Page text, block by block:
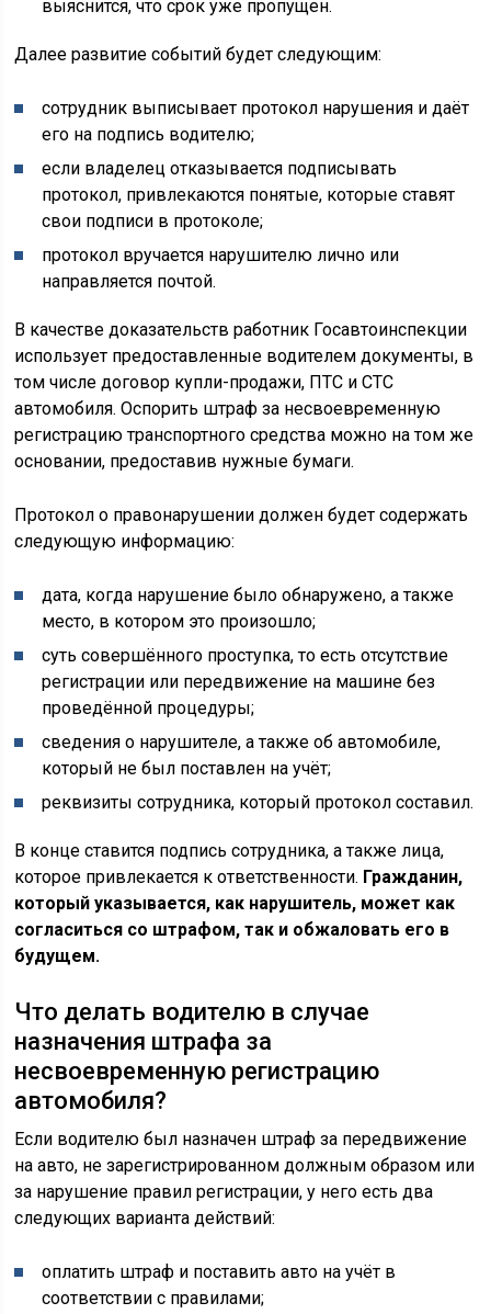
выяснится, что срок уже пропущен.
Далее развитие событий будет следующим:
сотрудник выписывает протокол нарушения и даёт
его на подпись водителю;
если владелец отказывается подписывать
протокол, привлекаются понятые, которые ставят
свои подписи в протоколе;
протокол вручается нарушителю лично или
направляется почтой.
В качестве доказательств работник Госавтоинспекции
использует предоставленные водителем документы, в
том числе договор купли-продажи, ПТС и СТС
автомобиля. Оспорить штраф за несвоевременную
регистрацию транспортного средства можно на том же
основании, предоставив нужные бумаги.
Протокол о правонарушении должен будет содержать
следующую информацию:
дата, когда нарушение было обнаружено, а также
место, в котором это произошло;
суть совершённого проступка, то есть отсутствие
регистрации или передвижение на машине без
проведённой процедуры;
сведения о нарушителе, а также об автомобиле,
который не был поставлен на учёт;
реквизиты сотрудника, который протокол составил.
В конце ставится подпись сотрудника, а также лица,
которое привлекается к ответственности. Гражданин,
который указывается, как нарушитель, может как
согласиться со штрафом, так и обжаловать его в
будущем.
Что делать водителю в случае
назначения штрафа за
несвоевременную регистрацию
автомобиля?
Если водителю был назначен штраф за передвижение
на авто, не зарегистрированном должным образом или
за нарушение правил регистрации, у него есть два
следующих варианта действий:
оплатить штраф и поставить авто на учёт в
соответствии с правилами;